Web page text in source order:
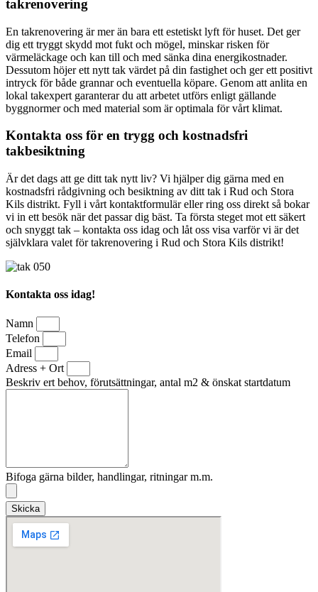
takrenovering
En takrenovering är mer än bara ett estetiskt lyft för huset. Det ger
dig ett tryggt skydd mot fukt och mögel, minskar risken för
värmeläckage och kan till och med sänka dina energikostnader.
Dessutom höjer ett nytt tak värdet på din fastighet och ger ett positivt
intryck för både grannar och eventuella köpare. Genom att anlita en
lokal takexpert garanterar du att arbetet utförs enligt gällande
byggnormer och med material som är optimala för vårt klimat.
Kontakta oss för en trygg och kostnadsfri
takbesiktning
Är det dags att ge ditt tak nytt liv? Vi hjälper dig gärna med en
kostnadsfri rådgivning och besiktning av ditt tak i Rud och Stora
Kils distrikt. Fyll i vårt kontaktformulär eller ring oss direkt så bokar
vi in ett besök när det passar dig bäst. Ta första steget mot ett säkert
och snyggt tak – kontakta oss idag och låt oss visa varför vi är det
självklara valet för takrenovering i Rud och Stora Kils distrikt!
Kontakta oss idag!
Namn
Telefon
Email
Adress + Ort
Beskriv ert behov, förutsättningar, antal m2 & önskat startdatum
Bifoga gärna bilder, handlingar, ritningar m.m.
Skicka